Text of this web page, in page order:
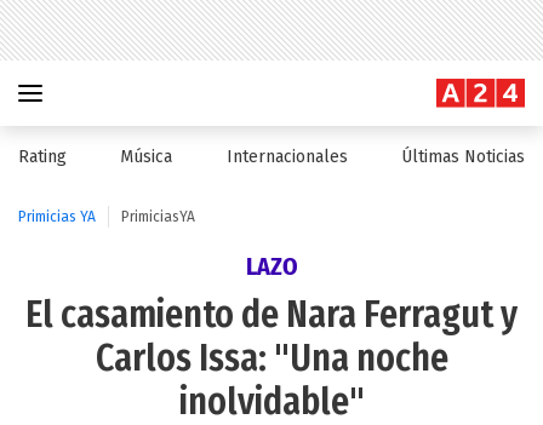
Rating Música Internacionales Últimas Noticias
Primicias YA PrimiciasYA
LAZO
El casamiento de Nara Ferragut y
Carlos Issa: "Una noche
inolvidable"